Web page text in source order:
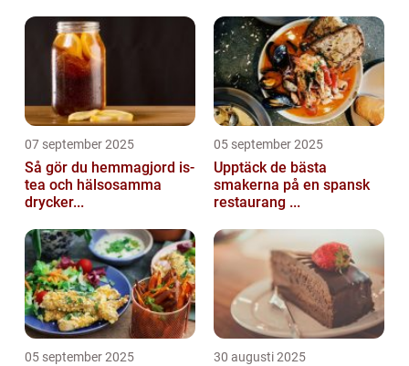
07 september 2025
Så gör du hemmagjord is-
tea och hälsosamma
drycker...
05 september 2025
Upptäck de bästa
smakerna på en spansk
restaurang ...
05 september 2025 30 augusti 2025